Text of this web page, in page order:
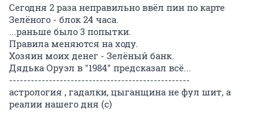
Сегодня 2 раза неправильно ввёл пин по карте
Зелёного - блок 24 часа.
...раньше было 3 попытки.
Правила меняются на ходу.
Хозяин моих денег - Зелёный банк.
Дядька Оруэл в "1984" предсказал всё...
--------------------------------------------------
астрология , гадалки, цыганщина не фул шит, а
реалии нашего дня (с)